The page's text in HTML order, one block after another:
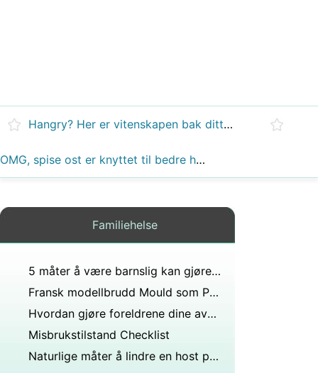
Hangry? Her er vitenskapen bak ditt matbaserte raseri
OMG, spise ost er knyttet til bedre helse i ny Study
Familiehelse
5 måter å være barnslig kan gjøre Adulting Easier
Fransk modellbrudd Mould som Playboys First Transgender Centerfold
Hvordan gjøre foreldrene dine avhengige av forsikring
Misbrukstilstand Checklist
Naturlige måter å lindre en host på hos barn